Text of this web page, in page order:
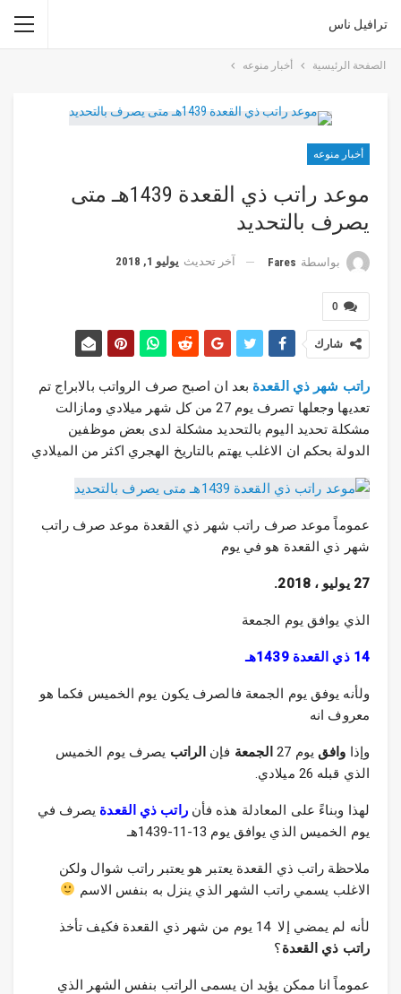
ترافيل ناس
الصفحة الرئيسية أخبار منوعه
أخبار منوعه
موعد راتب ذي القعدة 1439هـ متى
يصرف بالتحديد
بواسطة Fares آخر تحديث يوليو 1, 2018
0
شارك
راتب شهر ذي القعدة بعد ان اصبح صرف الرواتب بالابراج تم
تعديها وجعلها تصرف يوم 27 من كل شهر ميلادي ومازالت
مشكلة تحديد اليوم بالتحديد مشكلة لدى بعض موظفين
الدولة بحكم ان الاغلب يهتم بالتاريخ الهجري اكثر من الميلادي
عموماً موعد صرف راتب شهر ذي القعدة موعد صرف راتب
شهر ذي القعدة هو في يوم
27 يوليو ، 2018.
الذي يوافق يوم الجمعة
14 ذي القعدة 1439هـ
ولأنه يوفق يوم الجمعة فالصرف يكون يوم الخميس فكما هو
معروف انه
وإذا وافق يوم 27 الجمعة فإن الراتب يصرف يوم الخميس
الذي قبله 26 ميلادي.
لهذا وبناءً على المعادلة هذه فأن راتب ذي القعدة يصرف في
يوم الخميس الذي يوافق يوم 13-11-1439هـ
ملاحظة راتب ذي القعدة يعتبر هو يعتبر راتب شوال ولكن
الاغلب يسمي راتب الشهر الذي ينزل به بنفس الاسم
لأنه لم يمضي إلا 14 يوم من شهر ذي القعدة فكيف تأخذ
راتب ذي القعدة؟
عموماً انا ممكن يؤيد ان يسمى الراتب بنفس الشهر الذي